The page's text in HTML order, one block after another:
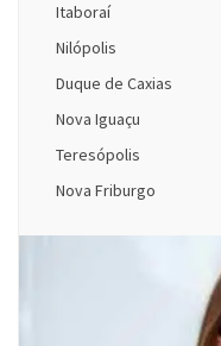
Itaboraí
Nilópolis
Duque de Caxias
Nova Iguaçu
Teresópolis
Nova Friburgo